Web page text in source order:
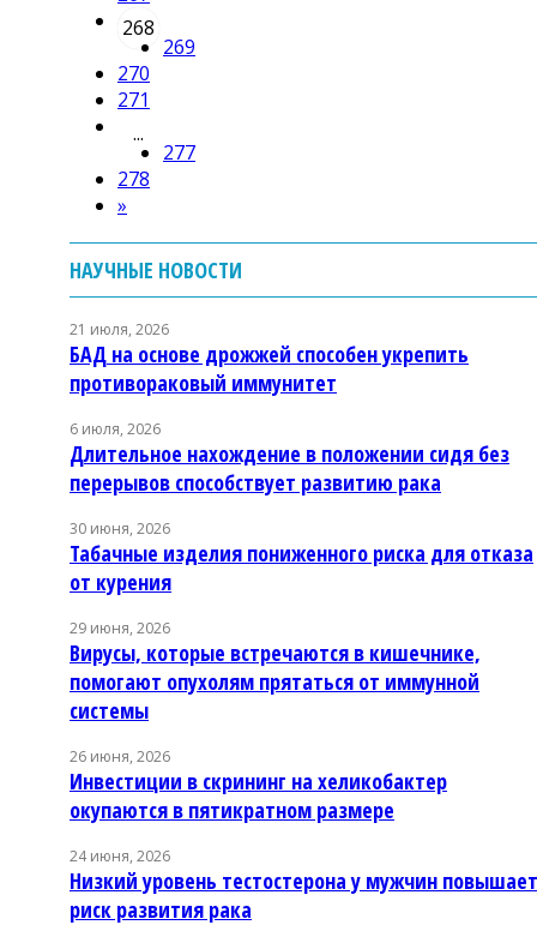
268
269
270
271
...
277
278
»
НАУЧНЫЕ НОВОСТИ
21 июля, 2026
БАД на основе дрожжей способен укрепить
противораковый иммунитет
6 июля, 2026
Длительное нахождение в положении сидя без
перерывов способствует развитию рака
30 июня, 2026
Табачные изделия пониженного риска для отказа
от курения
29 июня, 2026
Вирусы, которые встречаются в кишечнике,
помогают опухолям прятаться от иммунной
системы
26 июня, 2026
Инвестиции в скрининг на хеликобактер
окупаются в пятикратном размере
24 июня, 2026
Низкий уровень тестостерона у мужчин повышает
риск развития рака